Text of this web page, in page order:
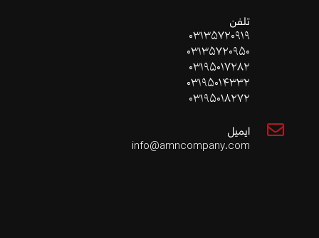
تلفن
۰۳۱۳۵۷۲۰۹۱۹
۰۳۱۳۵۷۲۰۹۵۰
۰۳۱۹۵۰۱۷۲۸۲
۰۳۱۹۵۰۱۴۳۳۲
۰۳۱۹۵۰۱۸۲۷۲
ایمیل
info@amncompany.com